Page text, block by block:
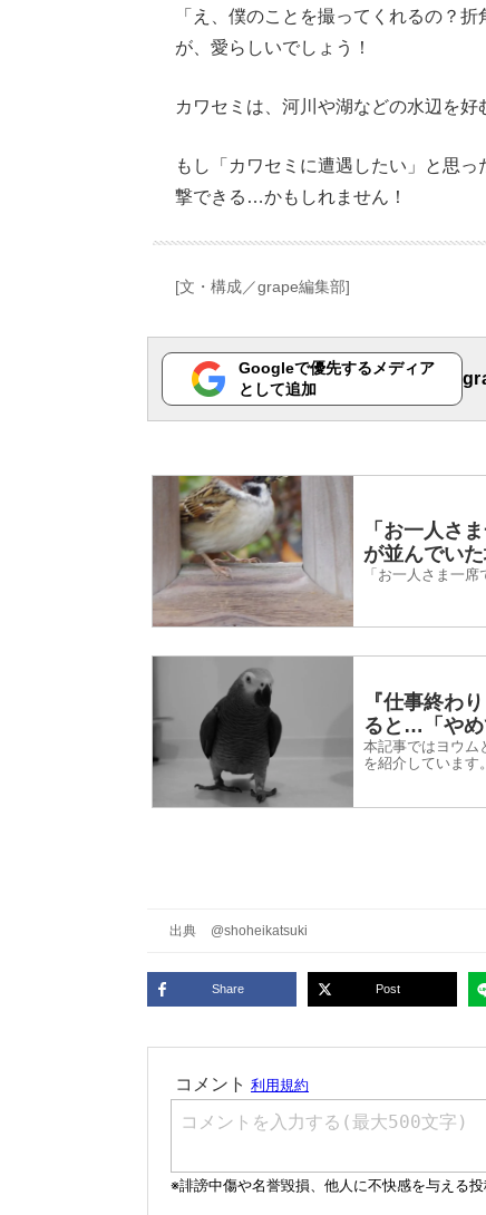
「え、僕のことを撮ってくれるの？
が、愛らしいでしょう！
カワセミは、河川や湖などの水辺を好
もし「カワセミに遭遇したい」と思
撃できる…かもしれません！
[文・構成／grape編集部]
Googleで優先するメディア
として追加
「お一人さ
が並んでい
「お一人さま一
『仕事終わ
ると…「やめ
本記事ではヨウム
を紹介しています。
出典 @shoheikatsuki
Share Post